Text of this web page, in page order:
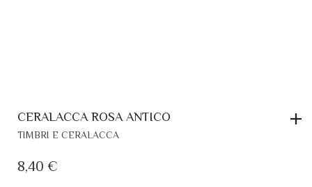
CERALACCA ROSA ANTICO
TIMBRI E CERALACCA
8,40 €